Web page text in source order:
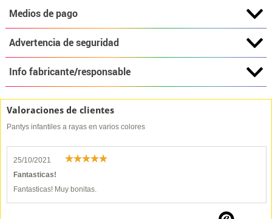
Medios de pago
Advertencia de seguridad
Info fabricante/responsable
Valoraciones de clientes
Pantys infantiles a rayas en varios colores
25/10/2021
Fantasticas!
Fantasticas! Muy bonitas.